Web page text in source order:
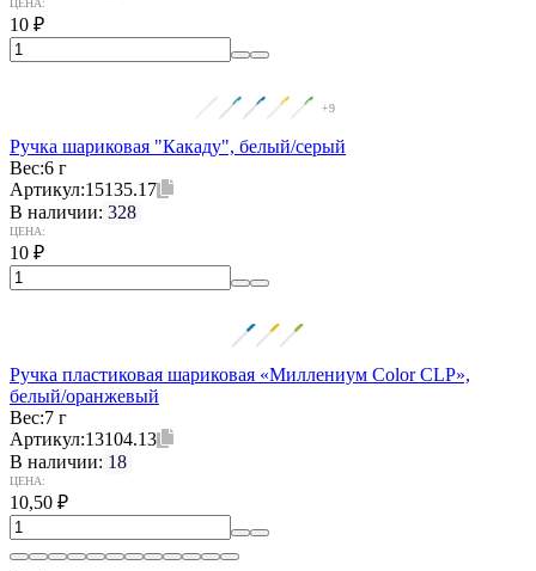
ЦЕНА:
10 ₽
+9
Ручка шариковая "Какаду", белый/серый
Вес:6 г
Артикул:15135.17
В наличии: 328
ЦЕНА:
10 ₽
Ручка пластиковая шариковая «Миллениум Color CLP»,
белый/оранжевый
Вес:7 г
Артикул:13104.13
В наличии: 18
ЦЕНА:
10,50 ₽